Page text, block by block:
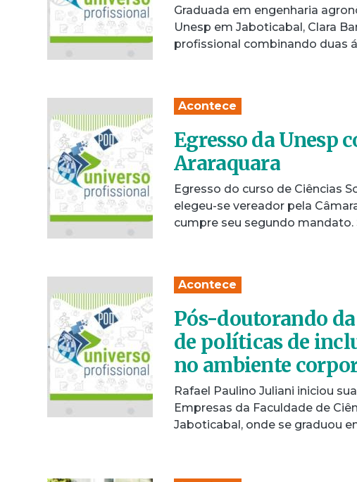
Graduada em engenharia
Unesp em Jaboticabal, Clara
profissional combinando duas
Acontece
Egresso da Unesp
Araraquara
Egresso do curso de Ciências
elegeu-se vereador pela
cumpre seu segundo mandato.
Acontece
Pós-doutorando
de políticas de
no ambiente
Rafael Paulino Juliani iniciou
Empresas da Faculdade de
Jaboticabal, onde se graduou